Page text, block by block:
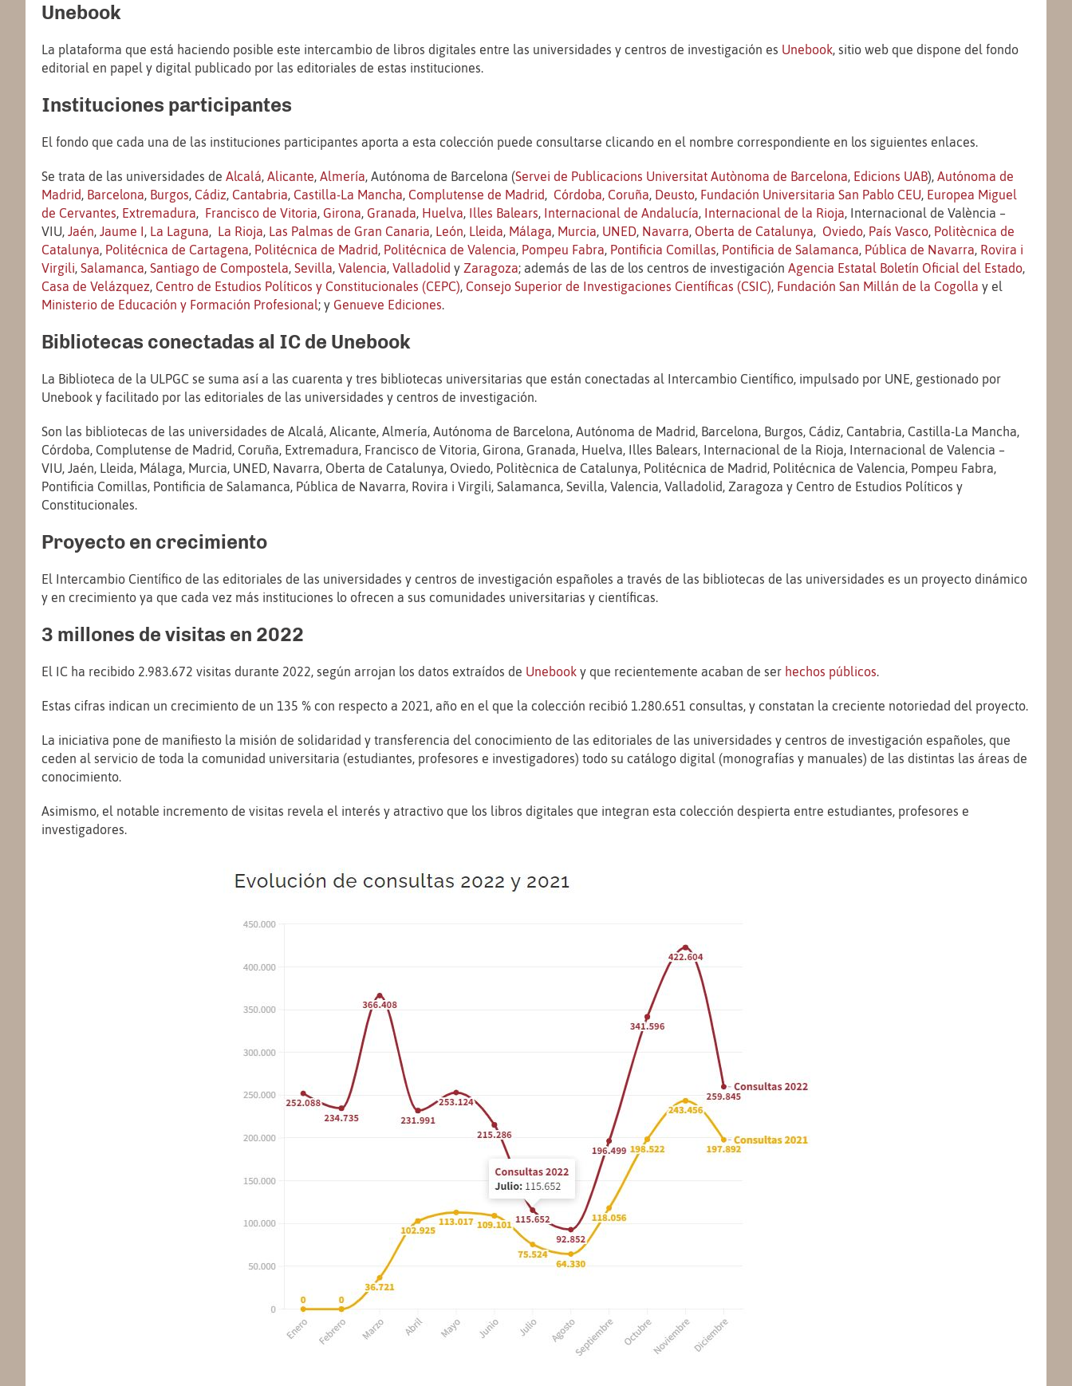
Unebook
La plataforma que está haciendo posible este intercambio de libros digitales entre las universidades y centros de investigación es Unebook, sitio web que dispone del fondo
editorial en papel y digital publicado por las editoriales de estas instituciones.
Instituciones participantes
El fondo que cada una de las instituciones participantes aporta a esta colección puede consultarse clicando en el nombre correspondiente en los siguientes enlaces.
Se trata de las universidades de Alcalá, Alicante, Almería, Autónoma de Barcelona (Servei de Publicacions Universitat Autònoma de Barcelona, Edicions UAB), Autónoma de
Madrid, Barcelona, Burgos, Cádiz, Cantabria, Castilla-La Mancha, Complutense de Madrid, Córdoba, Coruña, Deusto, Fundación Universitaria San Pablo CEU, Europea Miguel
de Cervantes, Extremadura, Francisco de Vitoria, Girona, Granada, Huelva, Illes Balears, Internacional de Andalucía, Internacional de la Rioja, Internacional de València –
VIU, Jaén, Jaume I, La Laguna, La Rioja, Las Palmas de Gran Canaria, León, Lleida, Málaga, Murcia, UNED, Navarra, Oberta de Catalunya, Oviedo, País Vasco, Politècnica de
Catalunya, Politécnica de Cartagena, Politécnica de Madrid, Politécnica de Valencia, Pompeu Fabra, Pontificia Comillas, Pontificia de Salamanca, Pública de Navarra, Rovira i
Virgili, Salamanca, Santiago de Compostela, Sevilla, Valencia, Valladolid y Zaragoza; además de las de los centros de investigación Agencia Estatal Boletín Oficial del Estado,
Casa de Velázquez, Centro de Estudios Políticos y Constitucionales (CEPC), Consejo Superior de Investigaciones Científicas (CSIC), Fundación San Millán de la Cogolla y el
Ministerio de Educación y Formación Profesional; y Genueve Ediciones.
Bibliotecas conectadas al IC de Unebook
La Biblioteca de la ULPGC se suma así a las cuarenta y tres bibliotecas universitarias que están conectadas al Intercambio Científico, impulsado por UNE, gestionado por
Unebook y facilitado por las editoriales de las universidades y centros de investigación.
Son las bibliotecas de las universidades de Alcalá, Alicante, Almería, Autónoma de Barcelona, Autónoma de Madrid, Barcelona, Burgos, Cádiz, Cantabria, Castilla-La Mancha,
Córdoba, Complutense de Madrid, Coruña, Extremadura, Francisco de Vitoria, Girona, Granada, Huelva, Illes Balears, Internacional de la Rioja, Internacional de Valencia –
VIU, Jaén, Lleida, Málaga, Murcia, UNED, Navarra, Oberta de Catalunya, Oviedo, Politècnica de Catalunya, Politécnica de Madrid, Politécnica de Valencia, Pompeu Fabra,
Pontificia Comillas, Pontificia de Salamanca, Pública de Navarra, Rovira i Virgili, Salamanca, Sevilla, Valencia, Valladolid, Zaragoza y Centro de Estudios Políticos y
Constitucionales.
Proyecto en crecimiento
El Intercambio Científico de las editoriales de las universidades y centros de investigación españoles a través de las bibliotecas de las universidades es un proyecto dinámico
y en crecimiento ya que cada vez más instituciones lo ofrecen a sus comunidades universitarias y científicas.
3 millones de visitas en 2022
El IC ha recibido 2.983.672 visitas durante 2022, según arrojan los datos extraídos de Unebook y que recientemente acaban de ser hechos públicos.
Estas cifras indican un crecimiento de un 135 % con respecto a 2021, año en el que la colección recibió 1.280.651 consultas, y constatan la creciente notoriedad del proyecto.
La iniciativa pone de manifiesto la misión de solidaridad y transferencia del conocimiento de las editoriales de las universidades y centros de investigación españoles, que
ceden al servicio de toda la comunidad universitaria (estudiantes, profesores e investigadores) todo su catálogo digital (monografías y manuales) de las distintas las áreas de
conocimiento.
Asimismo, el notable incremento de visitas revela el interés y atractivo que los libros digitales que integran esta colección despierta entre estudiantes, profesores e
investigadores.